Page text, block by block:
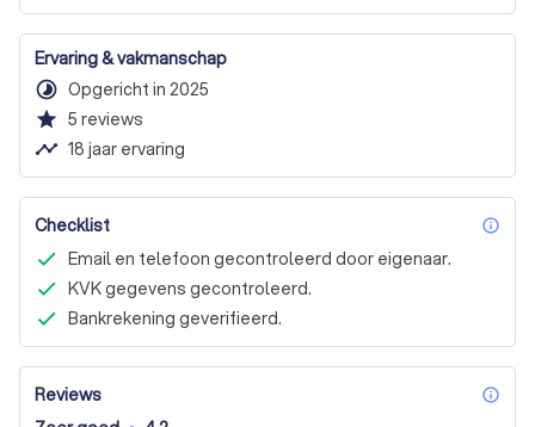
Ervaring & vakmanschap
timelapse Opgericht in 2025
star 5 reviews
timeline 18 jaar ervaring
Checklist
Email en telefoon gecontroleerd door eigenaar.
KVK gegevens gecontroleerd.
Bankrekening geverifieerd.
Reviews